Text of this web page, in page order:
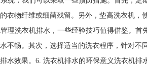
衣物纤维或细菌残留。另外，垫高洗衣机，
理洗衣机排水，一些经验技巧值得借鉴。首
不畅。其次，选择适当的洗衣程序，针对不
水效果。6. 洗衣机排水的环保意义洗衣机排